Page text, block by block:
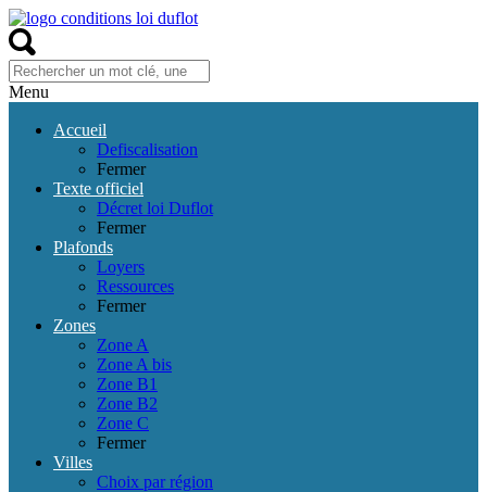
Menu
Accueil
Defiscalisation
Fermer
Texte officiel
Décret loi Duflot
Fermer
Plafonds
Loyers
Ressources
Fermer
Zones
Zone A
Zone A bis
Zone B1
Zone B2
Zone C
Fermer
Villes
Choix par région